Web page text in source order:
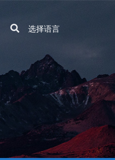
选择语言